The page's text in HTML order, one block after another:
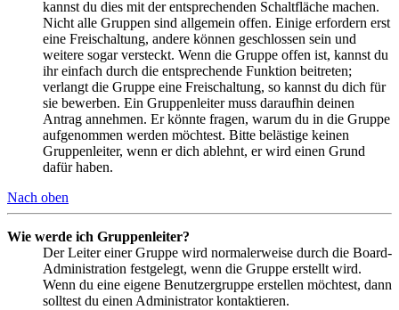
kannst du dies mit der entsprechenden Schaltfläche machen.
Nicht alle Gruppen sind allgemein offen. Einige erfordern erst
eine Freischaltung, andere können geschlossen sein und
weitere sogar versteckt. Wenn die Gruppe offen ist, kannst du
ihr einfach durch die entsprechende Funktion beitreten;
verlangt die Gruppe eine Freischaltung, so kannst du dich für
sie bewerben. Ein Gruppenleiter muss daraufhin deinen
Antrag annehmen. Er könnte fragen, warum du in die Gruppe
aufgenommen werden möchtest. Bitte belästige keinen
Gruppenleiter, wenn er dich ablehnt, er wird einen Grund
dafür haben.
Nach oben
Wie werde ich Gruppenleiter?
Der Leiter einer Gruppe wird normalerweise durch die Board-
Administration festgelegt, wenn die Gruppe erstellt wird.
Wenn du eine eigene Benutzergruppe erstellen möchtest, dann
solltest du einen Administrator kontaktieren.